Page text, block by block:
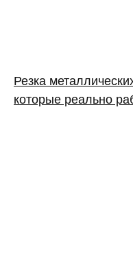
Резка
которые реально